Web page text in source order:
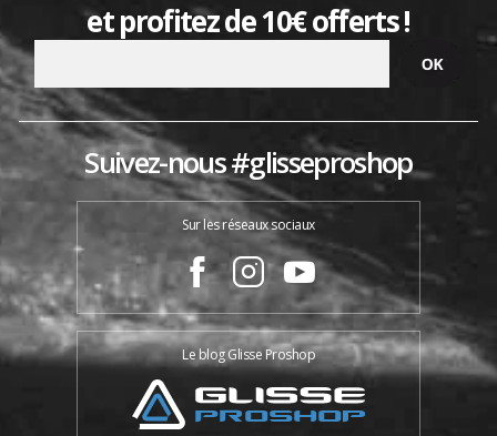
et profitez de 10€ offerts !
Suivez-nous #glisseproshop
Sur les réseaux sociaux
Le blog Glisse Proshop